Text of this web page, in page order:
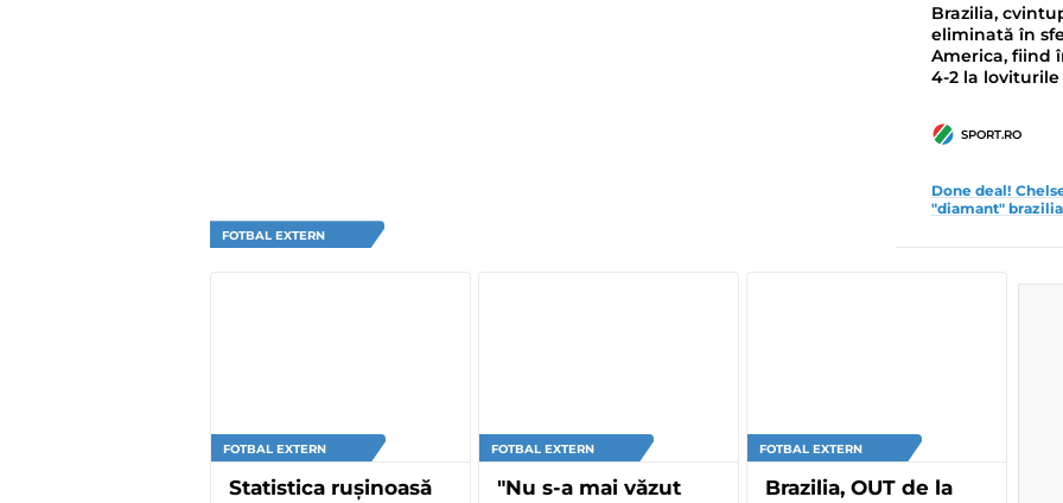
FOTBAL EXTERN
Brazilia,
eliminată în
America, fiind
4-2 la
SPORT.RO
Done deal!
"diamant"
FOTBAL EXTERN
Statistica rușinoasă
FOTBAL EXTERN
"Nu s-a mai văzut
FOTBAL EXTERN
Brazilia, OUT de la